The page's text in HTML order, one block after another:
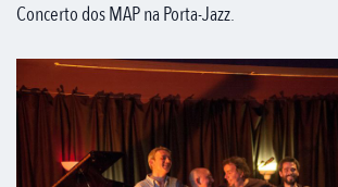
Concerto dos MAP na Porta-Jazz.